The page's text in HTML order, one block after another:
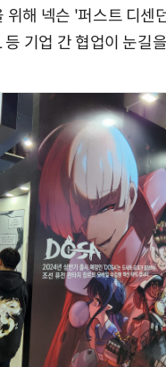
위해 넥슨 '퍼스트 디센
기업 간 협업이 눈길